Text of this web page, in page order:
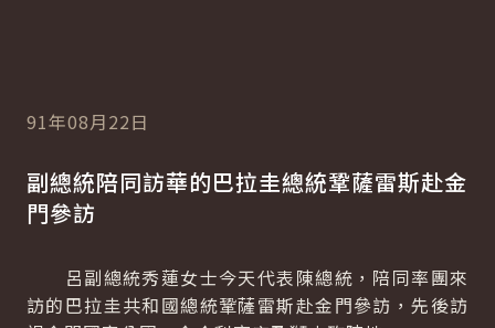
91年08月22日
副總統陪同訪華的巴拉圭總統鞏薩雷斯赴金
門參訪
呂副總統秀蓮女士今天代表陳總統，陪同率團來
訪的巴拉圭共和國總統鞏薩雷斯赴金門參訪，先後訪